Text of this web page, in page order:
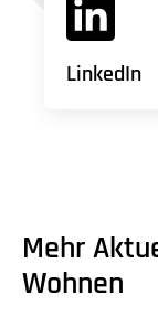
LinkedIn
Mehr
Wohnen